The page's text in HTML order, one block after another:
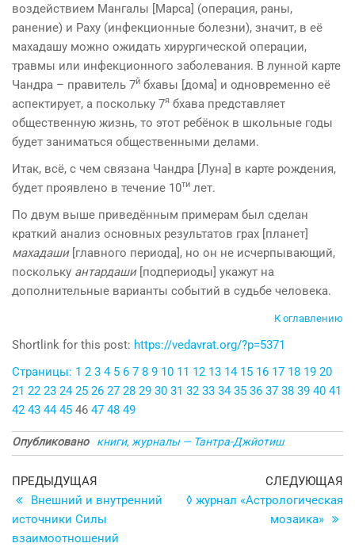
воздействием Мангалы [Марса] (опера­ция, раны,
ранение) и Раху (инфекционные болезни), значит, в её
махадашу можно ожидать хирургической опе­рации,
травмы или инфекционного заболевания. В лунной карте
Чандра – правитель 7й бхавы [дома] и одновременно её
аспектирует, а поскольку 7я бхава представляет
общественную жизнь, то этот ребёнок в школьные годы
будет заниматься общественными делами.
Итак, всё, с чем связана Чандра [Луна] в карте рождения,
будет проявлено в течение 10ти лет.
По двум выше приведённым примерам был сделан
краткий анализ основных результатов грах [планет]
махадаши[главного периода], но он не исчерпывающий,
поскольку антардаши[подпериоды] укажут на
дополнительные варианты событий в судьбе человека.
К оглавлению
Shortlink for this post: https://vedavrat.org/?p=5371
Страницы: 1 2 3 4 5 6 7 8 9 10 11 12 13 14 15 16 17 18 19 20
21 22 23 24 25 26 27 28 29 30 31 32 33 34 35 36 37 38 39 40 41
42 43 44 45 46 47 48 49
Опубликовано книги, журналы — Тантра-Джйотиш
Навигация
по
записям
Предыдущая
запись
ПРЕДЫДУЩАЯ
Внешний и внутренний
источники Силы
взаимоотношений
СЛЕДУЮЩАЯ
◊ журнал «Астрологическая
мозаика»